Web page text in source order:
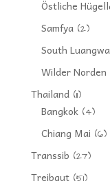
Östliche
Samfya(2)
South Luangwa
Wilder Norden
Thailand(11)
Bangkok(4)
Chiang Mai (6)
Transsib (27)
Treibgut(51)